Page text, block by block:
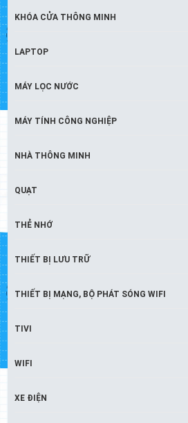
KHÓA CỬA THÔNG MINH
LAPTOP
MÁY LỌC NƯỚC
MÁY TÍNH CÔNG NGHIỆP
NHÀ THÔNG MINH
QUẠT
THẺ NHỚ
THIẾT BỊ LƯU TRỮ
THIẾT BỊ MẠNG, BỘ PHÁT SÓNG WIFI
TIVI
WIFI
XE ĐIỆN